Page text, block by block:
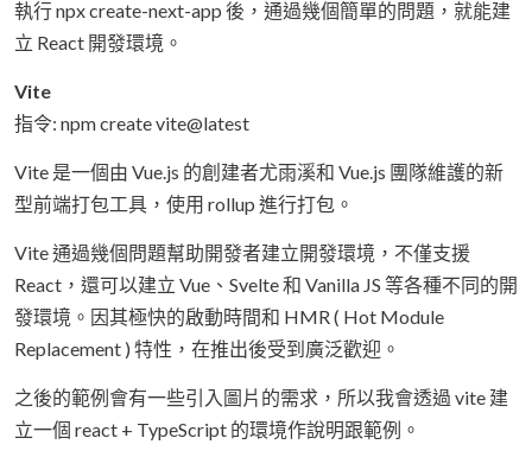
執行 npx create-next-app 後，通過幾個簡單的問題，就能建
立 React 開發環境。
Vite
指令: npm create vite@latest
Vite 是一個由 Vue.js 的創建者尤雨溪和 Vue.js 團隊維護的新
型前端打包工具，使用 rollup 進行打包。
Vite 通過幾個問題幫助開發者建立開發環境，不僅支援
React，還可以建立 Vue、Svelte 和 Vanilla JS 等各種不同的開
發環境。因其極快的啟動時間和 HMR ( Hot Module
Replacement ) 特性，在推出後受到廣泛歡迎。
之後的範例會有一些引入圖片的需求，所以我會透過 vite 建
立一個 react + TypeScript 的環境作說明跟範例。